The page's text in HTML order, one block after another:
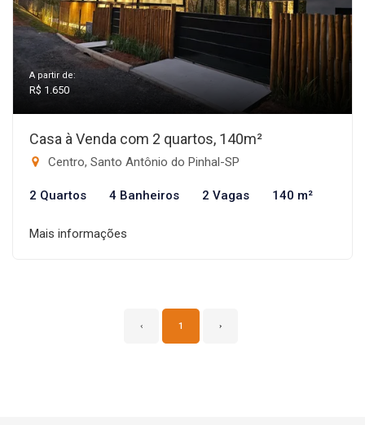
A partir de:
R$ 1.650
Casa à Venda com 2 quartos, 140m²
Centro, Santo Antônio do Pinhal-SP
2 Quartos 4 Banheiros 2 Vagas 140 m²
Mais informações
‹ 1 ›